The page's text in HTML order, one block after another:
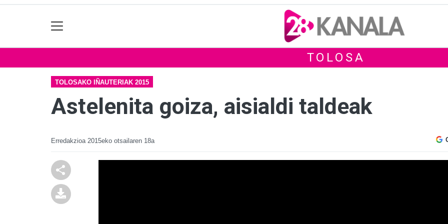
TOLOSA
TOLOSAKO IÑAUTERIAK 2015
Astelenita goiza, aisialdi taldeak
Erredakzioa 2015eko otsailaren 18a